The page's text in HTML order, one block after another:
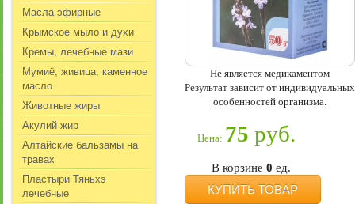
Масла эфирные
Крымское мыло и духи
Кремы, лечебные мази
Мумиё, живица, каменное
масло
Животные жиры
Акулий жир
Алтайские бальзамы на
травах
Пластыри Тяньхэ
лечебные
Не является медикаментом
Результат зависит от индивидуальных
особенностей организма.
Цена: 75 руб.
В корзине 0 ед.
КУПИТЬ ТОВАР